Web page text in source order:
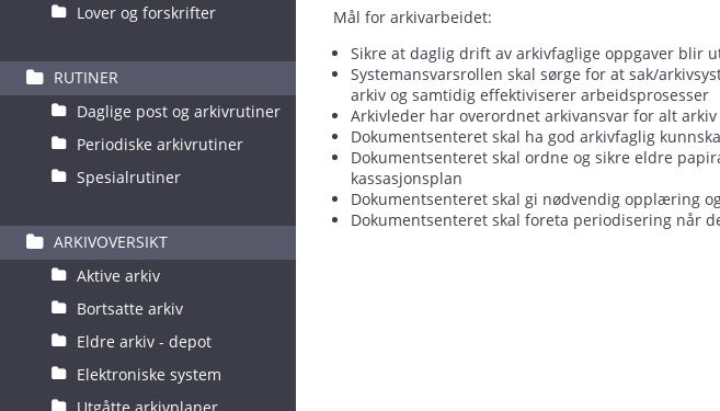
Lover og forskrifter
RUTINER
Daglige post og arkivrutiner
Periodiske arkivrutiner
Spesialrutiner
ARKIVOVERSIKT
Aktive arkiv
Bortsatte arkiv
Eldre arkiv - depot
Elektroniske system
Mål for arkivarbeidet:
Sikre at daglig drift av arkivfaglige oppgaver blir
Systemansvarsrollen skal sørge for at sak/
arkiv og samtidig effektiviserer arbeidsprosesser​
Arkivleder har overordnet arkivansvar for alt
Dokumentsenteret skal ha god arkivfaglig
Dokumentsenteret skal ordne og sikre eldre
kassasjonsplan ​
Dokumentsenteret skal gi nødvendig opplæring
Dokumentsenteret skal foreta periodisering når